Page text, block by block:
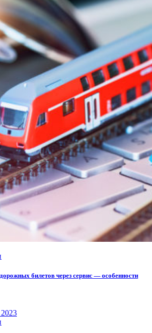
билетов через сервис — особенности